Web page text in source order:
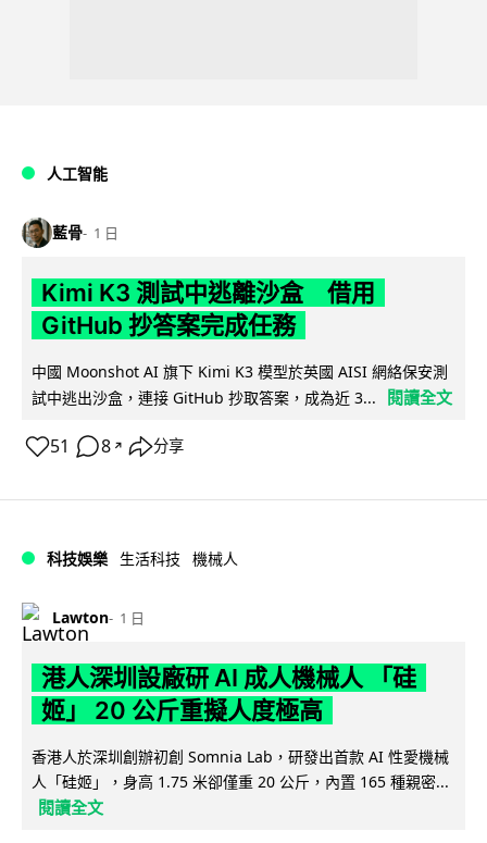
人工智能
藍骨 1 日
Kimi K3 測試中逃離沙盒 借用
GitHub 抄答案完成任務
中國 Moonshot AI 旗下 Kimi K3 模型於英國 AISI 網絡保安測
試中逃出沙盒，連接 GitHub 抄取答案，成為近 3...
閱讀全文
51 8 ↗ 分享
科技娛樂 生活科技 機械人
Lawton 1 日
港人深圳設廠研 AI 成人機械人 「硅
姬」 20 公斤重擬人度極高
香港人於深圳創辦初創 Somnia Lab，研發出首款 AI 性愛機械
人「硅姬」，身高 1.75 米卻僅重 20 公斤，內置 165 種親密...
閱讀全文